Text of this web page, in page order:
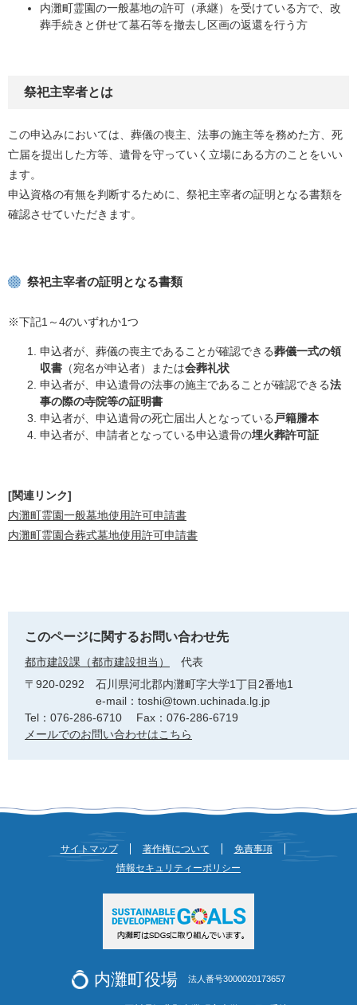
内灘町霊園の一般墓地の許可（承継）を受けている方で、改
葬手続きと併せて墓石等を撤去し区画の返還を行う方
祭祀主宰者とは
この申込みにおいては、葬儀の喪主、法事の施主等を務めた方、死
亡届を提出した方等、遺骨を守っていく立場にある方のことをいい
ます。
申込資格の有無を判断するために、祭祀主宰者の証明となる書類を
確認させていただきます。
祭祀主宰者の証明となる書類
※下記1～4のいずれか1つ
申込者が、葬儀の喪主であることが確認できる葬儀一式の領
収書 （宛名が申込者）または会葬礼状
申込者が、申込遺骨の法事の施主であることが確認できる法
事の際の寺院等の証明書
申込者が、申込遺骨の死亡届出人となっている 戸籍謄本
申込者が、申請者となっている申込遺骨の埋火葬許可証
[関連リンク]
内灘町霊園一般墓地使用許可申請書
内灘町霊園合葬式墓地使用許可申請書
このページに関するお問い合わせ先
都市建設課（都市建設担当）
代表
〒920-0292
石川県河北郡内灘町字大学1丁目2番地1
e-mail：toshi@town.uchinada.lg.jp
Tel：076-286-6710
Fax：076-286-6719
メールでのお問い合わせはこちら
サイトマップ 著作権について
免責事項
情報セキュリティーポリシー
内灘町役場 法人番号3000020173657